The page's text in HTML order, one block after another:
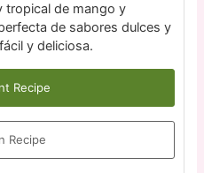
tropical de mango y
de sabores dulces y
y deliciosa.
Recipe
Recipe